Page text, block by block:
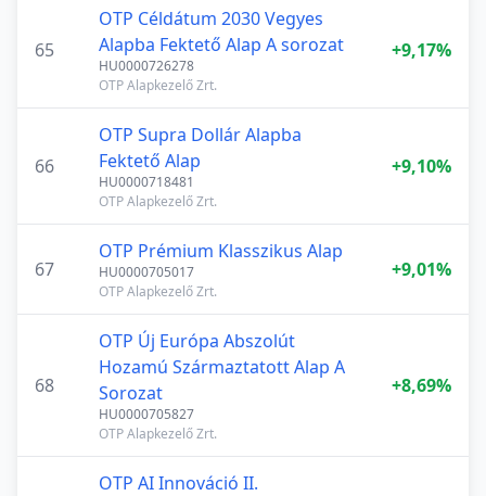
65
OTP Céldátum 2030 Vegyes
Alapba Fektető Alap A sorozat
HU0000726278
OTP Alapkezelő Zrt.
+9,17%
66
OTP Supra Dollár Alapba
Fektető Alap
HU0000718481
OTP Alapkezelő Zrt.
+9,10%
67
OTP Prémium Klasszikus Alap
HU0000705017
OTP Alapkezelő Zrt.
+9,01%
68
OTP Új Európa Abszolút
Hozamú Származtatott Alap A
Sorozat
HU0000705827
OTP Alapkezelő Zrt.
+8,69%
OTP AI Innováció II.